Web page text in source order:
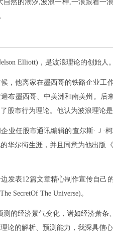
自然的潮汐,波浪一样,一浪跟着一
Elliott)，是波浪理论的创始
，他离家在墨西哥的铁路企业
布墨西哥、中美洲和南美州。
股市行为理论。他认为波浪理论
业任股市通讯编辑的查尔斯·Ｊ·
华尔街生涯，并且同意为他出版
发表12篇文章精心制作宣传自
SecretOf The Universe)。
测的经济景气变化，诸如经济萧
论的解析、预测能力，我深具信